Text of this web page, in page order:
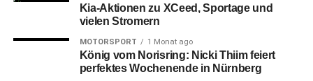
Kia-Aktionen zu XCeed, Sportage und
vielen Stromern
MOTORSPORT 1 Monat ago
König vom Norisring: Nicki Thiim feiert
perfektes Wochenende in Nürnberg